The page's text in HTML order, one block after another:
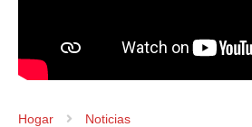
Hogar Noticias